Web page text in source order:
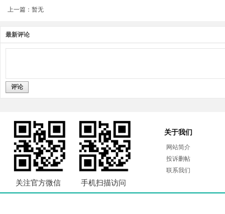
上一篇：暂无
最新评论
评论
关注官方微信 手机扫描访问
关于我们
网站简介
投诉删帖
联系我们